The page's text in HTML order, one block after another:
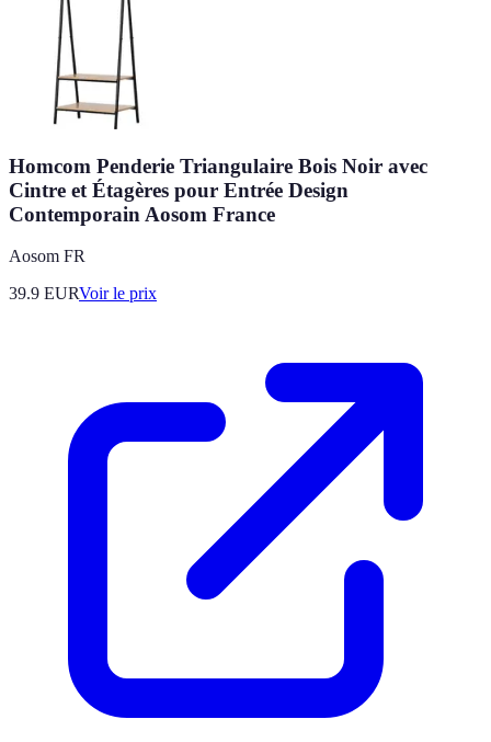
Homcom Penderie Triangulaire Bois Noir avec
Cintre et Étagères pour Entrée Design
Contemporain Aosom France
Aosom FR
39.9 EURVoir le prix